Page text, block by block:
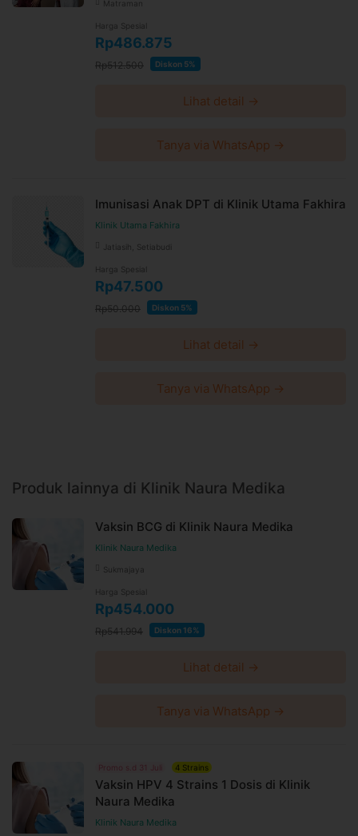
Matraman
Harga Spesial
Rp486.875
Rp512.500 Diskon 5%
Lihat detail →
Tanya via WhatsApp →
Imunisasi Anak DPT di Klinik Utama Fakhira
Klinik Utama Fakhira
Jatiasih, Setiabudi
Harga Spesial
Rp47.500
Rp50.000 Diskon 5%
Lihat detail →
Tanya via WhatsApp →
Produk lainnya di Klinik Naura Medika
Vaksin BCG di Klinik Naura Medika
Klinik Naura Medika
Sukmajaya
Harga Spesial
Rp454.000
Rp541.994 Diskon 16%
Lihat detail →
Tanya via WhatsApp →
Promo s.d 31 Juli 4 Strains
Vaksin HPV 4 Strains 1 Dosis di Klinik
Naura Medika
Klinik Naura Medika